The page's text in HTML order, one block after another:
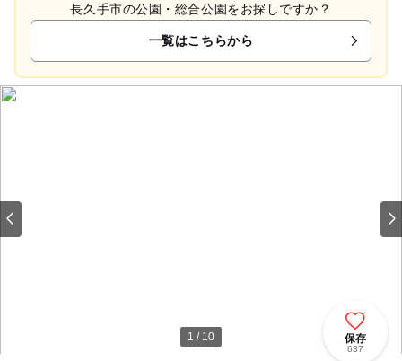
長久手市の公園・総合公園をお探しですか？
一覧はこちらから
1 / 10 保存
637